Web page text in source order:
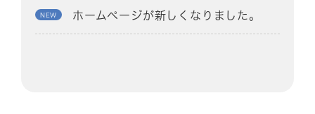
ホームページが新しくなりました。